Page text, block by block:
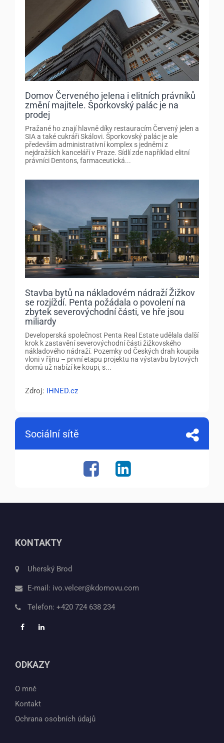
Domov Červeného jelena i elitních právníků
změní majitele. Šporkovský palác je na
prodej
Pražané ho znají hlavně díky restauracím Červený jelen a
SIA a také cukráři Skálovi. Šporkovský palác je ale
především administrativní komplex s jedněmi z
nejdražších kanceláří v Praze. Sídlí zde například elitní
právníci Dentons, farmaceutická...
Stavba bytů na nákladovém nádraží Žižkov
se rozjíždí. Penta požádala o povolení na
zbytek severovýchodní části, ve hře jsou
miliardy
Developerská společnost Penta Real Estate udělala další
krok k zastavění severovýchodní části žižkovského
nákladového nádraží. Pozemky od Českých drah koupila
vloni v říjnu – první etapu projektu na výstavbu bytových
domů už nabízí ke koupi, s...
Zdroj: IHNED.cz
Sociální sítě
KONTAKTY
Uherský Brod
E-mail: ivo.velcer@kdomovu.com
Telefon: +420 724 638 234
ODKAZY
O mně
Kontakt
Ochrana osobních údajů